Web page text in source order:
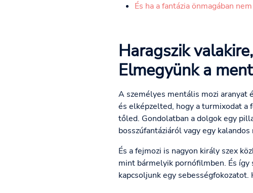
És ha a fantázia önmagában
Haragszik
Elmegyünk a
A személyes mentális mozi aranyat
és elképzelted, hogy a turmixodat a
tőled. Gondolatban a dolgok egy
bosszúfantáziáról vagy egy
És a fejmozi is nagyon király szex
mint bármelyik pornófilmben. És így
kapcsoljunk egy